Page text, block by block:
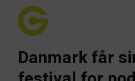
Danmark får